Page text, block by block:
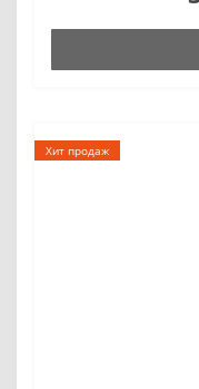
Хит продаж